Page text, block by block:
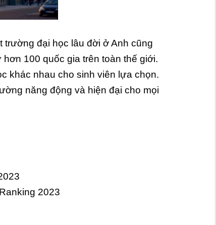
trường đại học lâu đời ở Anh cũng
100 quốc gia trên toàn thế giới.
khác nhau cho sinh viên lựa chọn.
năng động và hiện đại cho mọi
2023